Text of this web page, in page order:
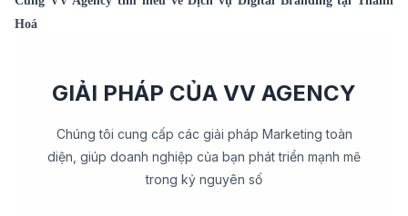
Hoá
GIẢI PHÁP CỦA VV AGENCY
Chúng tôi cung cấp các giải pháp Marketing toàn
diện, giúp doanh nghiệp của bạn phát triển mạnh mẽ
trong kỷ nguyên số